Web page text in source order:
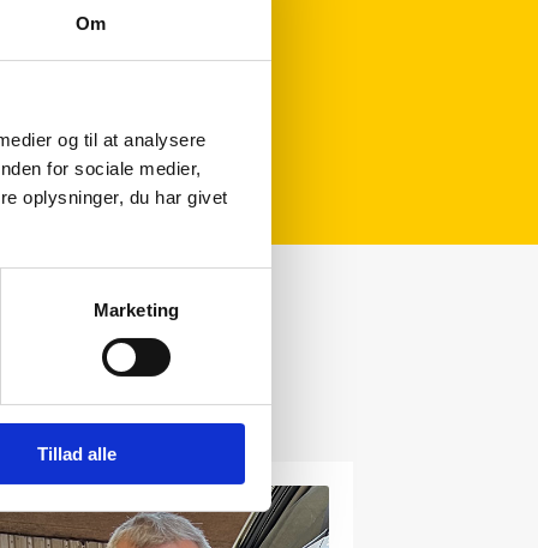
Om
og til at analysere
for sociale medier,
oplysninger, du har givet
Marketing
Tillad alle